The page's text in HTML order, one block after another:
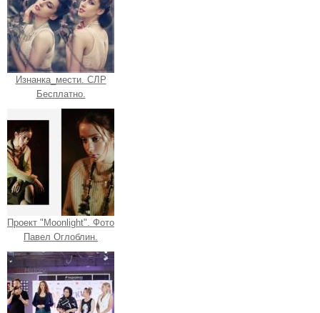
Изнанка_мести. СЛР
Бесплатно.
Проект "Moonlight". Фото
Павел Оглоблин.